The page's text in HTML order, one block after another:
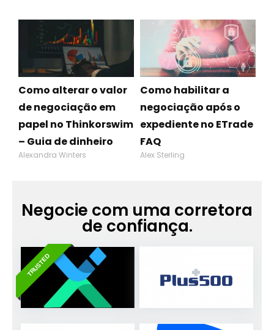
Como alterar o valor
de negociação em
papel no Thinkorswim
– Guia de dinheiro
Alexandra Winters
Como habilitar a
negociação após o
expediente no ETrade
FAQ
Alex Sterling
Negocie com uma corretora
de confiança.
TRUSTED